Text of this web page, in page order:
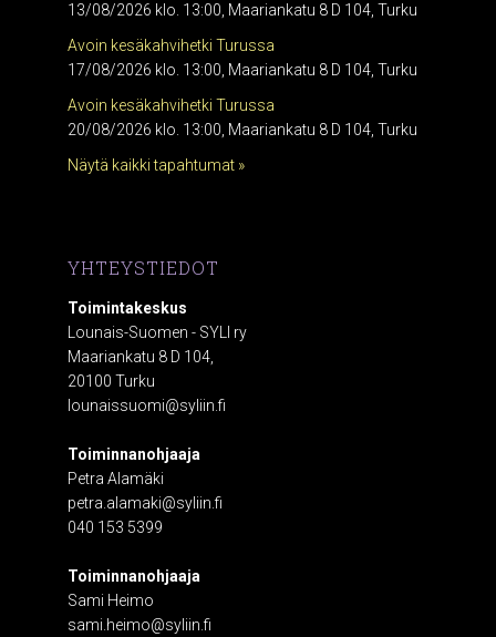
13/08/2026 klo. 13:00, Maariankatu 8 D 104, Turku
Avoin kesäkahvihetki Turussa
17/08/2026 klo. 13:00, Maariankatu 8 D 104, Turku
Avoin kesäkahvihetki Turussa
20/08/2026 klo. 13:00, Maariankatu 8 D 104, Turku
Näytä kaikki tapahtumat »
YHTEYSTIEDOT
Toimintakeskus
Lounais-Suomen - SYLI ry
Maariankatu 8 D 104,
20100 Turku
lounaissuomi@syliin.fi
Toiminnanohjaaja
Petra Alamäki
petra.alamaki@syliin.fi
040 153 5399
Toiminnanohjaaja
Sami Heimo
sami.heimo@syliin.fi